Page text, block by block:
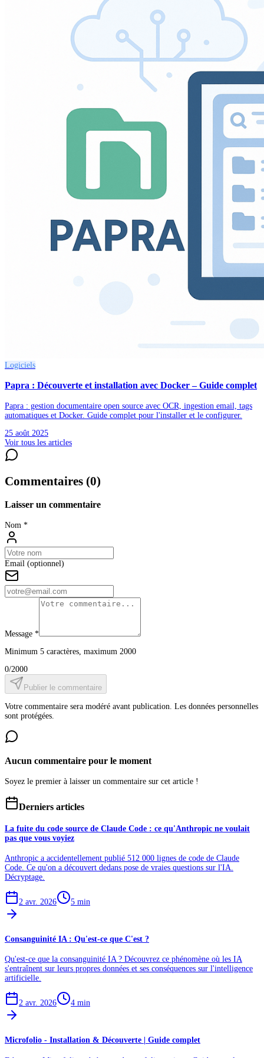
Logiciels
Papra : Découverte et installation avec Docker – Guide complet
Papra : gestion documentaire open source avec OCR, ingestion email, tags
automatiques et Docker. Guide complet pour l'installer et le configurer.
25 août 2025
Voir tous les articles
Commentaires (0)
Laisser un commentaire
Nom *
Email (optionnel)
Message *
Minimum 5 caractères, maximum 2000
0/2000
Publier le commentaire
Votre commentaire sera modéré avant publication. Les données personnelles
sont protégées.
Aucun commentaire pour le moment
Soyez le premier à laisser un commentaire sur cet article !
Derniers articles
La fuite du code source de Claude Code : ce qu'Anthropic ne voulait
pas que vous voyiez
Anthropic a accidentellement publié 512 000 lignes de code de Claude
Code. Ce qu'on a découvert dedans pose de vraies questions sur l'IA.
Décryptage.
2 avr. 2026 5 min
Consanguinité IA : Qu'est-ce que C'est ?
Qu'est-ce que la consanguinité IA ? Découvrez ce phénomène où les IA
s'entraînent sur leurs propres données et ses conséquences sur l'intelligence
artificielle.
2 avr. 2026 4 min
Microfolio - Installation & Découverte | Guide complet